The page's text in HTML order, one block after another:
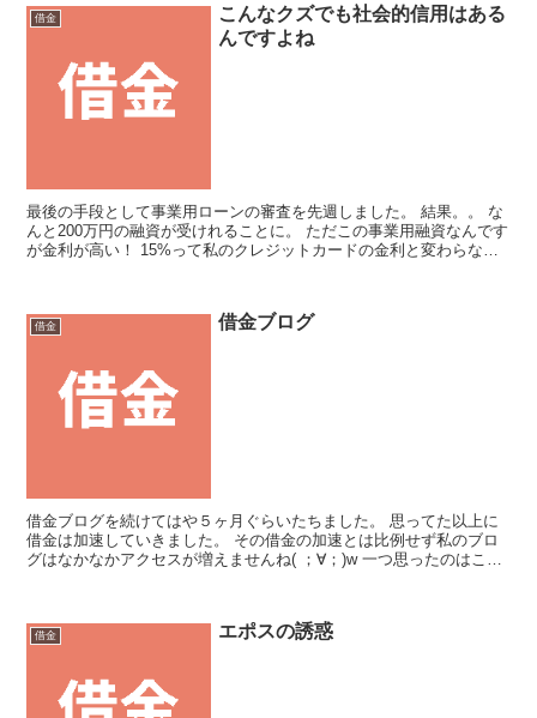
借金
こんなクズでも社会的信用はある
んですよね
最後の手段として事業用ローンの審査を先週しました。 結果。。 な
んと200万円の融資が受けれることに。 ただこの事業用融資なんです
が金利が高い！ 15%って私のクレジットカードの金利と変わらない
借金 借金ブログ
借金ブログを続けてはや５ヶ月ぐらいたちました。 思ってた以上に
借金は加速していきました。 その借金の加速とは比例せず私のブロ
グはなかなかアクセスが増えませんね( ；∀；)w 一つ思ったのはこの
借金 エポスの誘惑